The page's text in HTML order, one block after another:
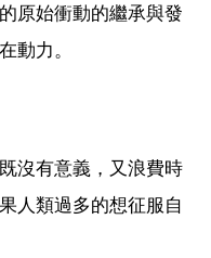
原始衝動的繼承與發
動力。
沒有意義，又浪費時
人類過多的想征服自